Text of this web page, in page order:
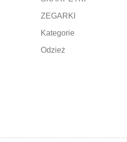
ZEGARKI
Kategorie
Odzież